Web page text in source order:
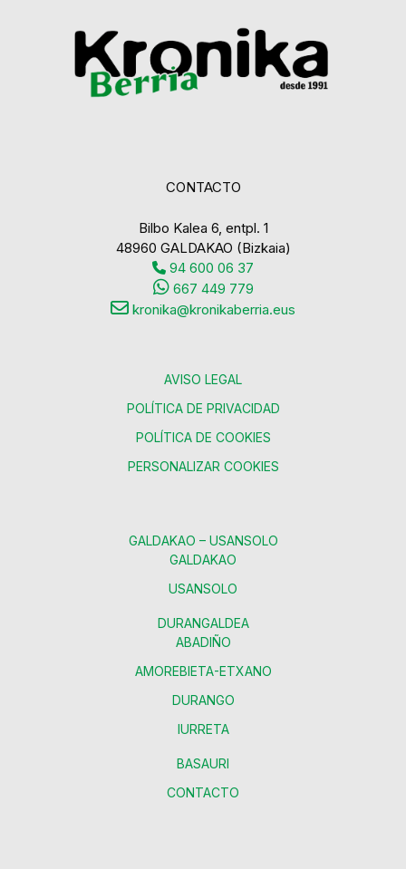
CONTACTO
Bilbo Kalea 6, entpl. 1
48960 GALDAKAO (Bizkaia)
94 600 06 37
667 449 779
kronika@kronikaberria.eus
AVISO LEGAL
POLÍTICA DE PRIVACIDAD
POLÍTICA DE COOKIES
PERSONALIZAR COOKIES
GALDAKAO – USANSOLO
GALDAKAO
USANSOLO
DURANGALDEA
ABADIÑO
AMOREBIETA-ETXANO
DURANGO
IURRETA
BASAURI
CONTACTO